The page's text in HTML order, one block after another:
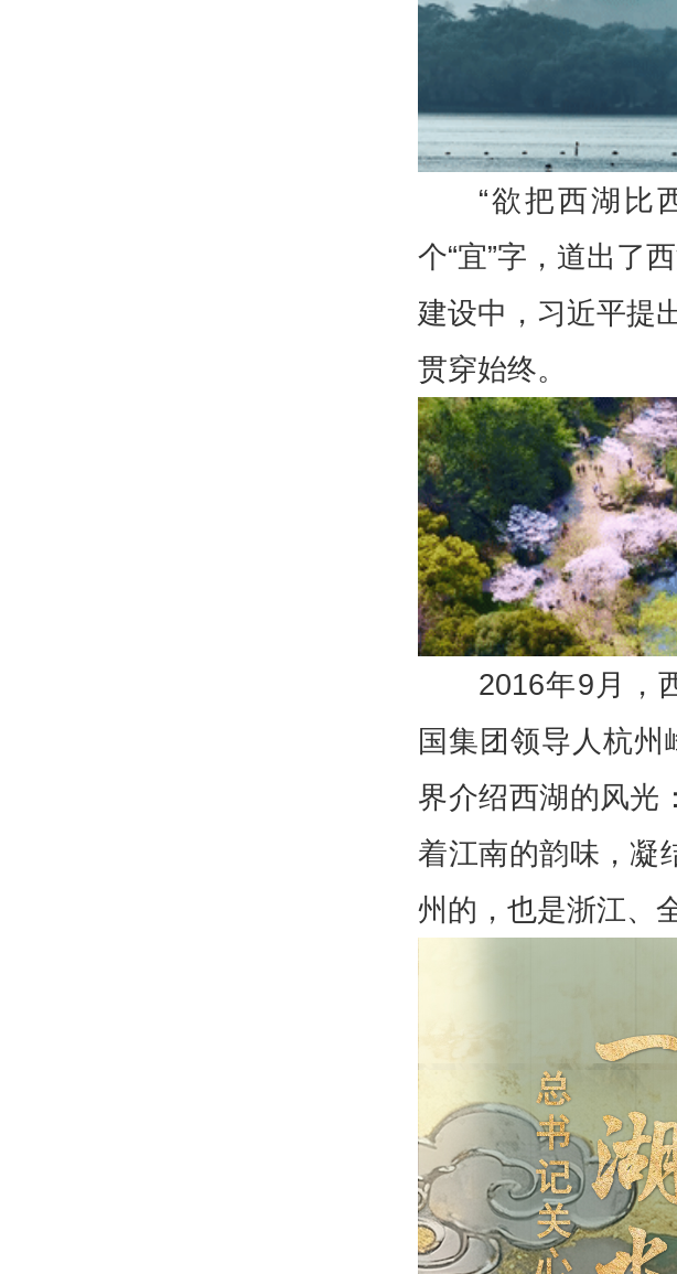
“欲把西湖比
个“宜”字，道出了
建设中， 习近平提
贯穿始终。
2016年9月，
国集团领导人杭
界介绍西湖的风光
着江南的韵味，凝
州的，也是浙江、